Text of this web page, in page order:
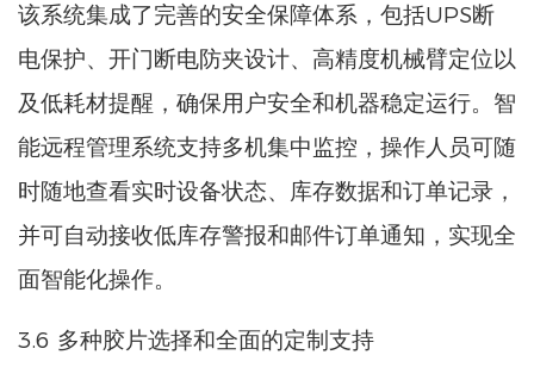
该系统集成了完善的安全保障体系，包括UPS断
电保护、开门断电防夹设计、高精度机械臂定位以
及低耗材提醒，确保用户安全和机器稳定运行。智
能远程管理系统支持多机集中监控，操作人员可随
时随地查看实时设备状态、库存数据和订单记录，
并可自动接收低库存警报和邮件订单通知，实现全
面智能化操作。
3.6 多种胶片选择和全面的定制支持